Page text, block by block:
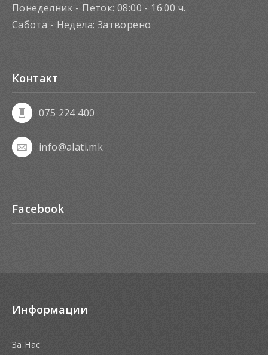
Понеделник - Петок: 08:00 - 16:00 ч.
Сабота - Недела: Затворено
Контакт
075 224 400
info@alati.mk
Facebook
Информации
За Нас